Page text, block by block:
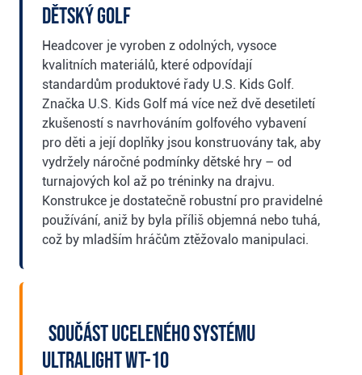
dětský golf
Headcover je vyroben z odolných, vysoce
kvalitních materiálů, které odpovídají
standardům produktové řady U.S. Kids Golf.
Značka U.S. Kids Golf má více než dvě desetiletí
zkušeností s navrhováním golfového vybavení
pro děti a její doplňky jsou konstruovány tak, aby
vydržely náročné podmínky dětské hry – od
turnajových kol až po tréninky na drajvu.
Konstrukce je dostatečně robustní pro pravidelné
používání, aniž by byla příliš objemná nebo tuhá,
což by mladším hráčům ztěžovalo manipulaci.
Součást uceleného systému
Ultralight WT-10